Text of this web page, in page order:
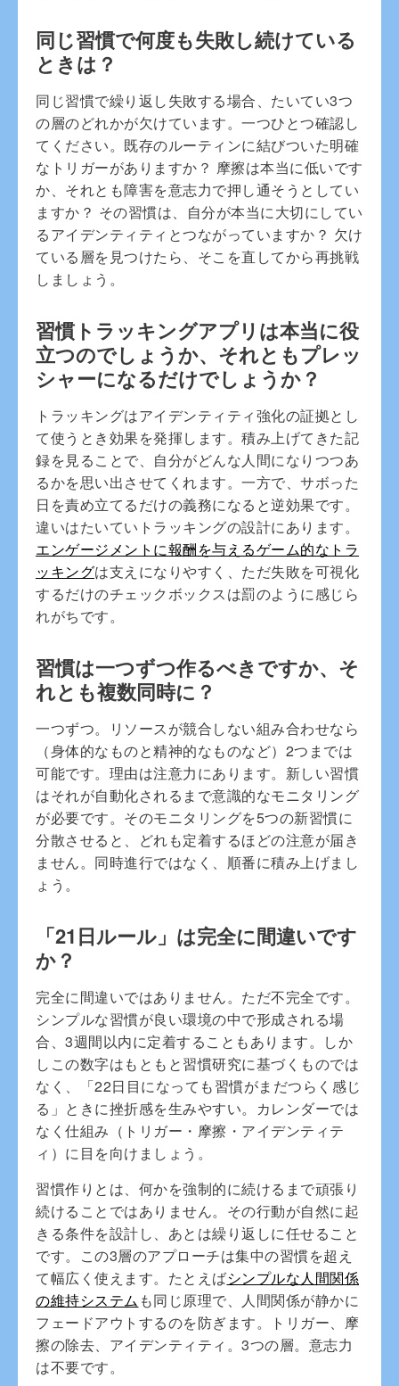
同じ習慣で何度も失敗し続けている
ときは？
同じ習慣で繰り返し失敗する場合、たいてい3つ
の層のどれかが欠けています。一つひとつ確認し
てください。既存のルーティンに結びついた明確
なトリガーがありますか？ 摩擦は本当に低いです
か、それとも障害を意志力で押し通そうとしてい
ますか？ その習慣は、自分が本当に大切にしてい
るアイデンティティとつながっていますか？ 欠け
ている層を見つけたら、そこを直してから再挑戦
しましょう。
習慣トラッキングアプリは本当に役
立つのでしょうか、それともプレッ
シャーになるだけでしょうか？
トラッキングはアイデンティティ強化の証拠とし
て使うとき効果を発揮します。積み上げてきた記
録を見ることで、自分がどんな人間になりつつあ
るかを思い出させてくれます。一方で、サボった
日を責め立てるだけの義務になると逆効果です。
違いはたいていトラッキングの設計にあります。
エンゲージメントに報酬を与えるゲーム的なトラ
ッキングは支えになりやすく、ただ失敗を可視化
するだけのチェックボックスは罰のように感じら
れがちです。
習慣は一つずつ作るべきですか、そ
れとも複数同時に？
一つずつ。リソースが競合しない組み合わせなら
（身体的なものと精神的なものなど）2つまでは
可能です。理由は注意力にあります。新しい習慣
はそれが自動化されるまで意識的なモニタリング
が必要です。そのモニタリングを5つの新習慣に
分散させると、どれも定着するほどの注意が届き
ません。同時進行ではなく、順番に積み上げまし
ょう。
「21日ルール」は完全に間違いです
か？
完全に間違いではありません。ただ不完全です。
シンプルな習慣が良い環境の中で形成される場
合、3週間以内に定着することもあります。しか
しこの数字はもともと習慣研究に基づくものでは
なく、「22日目になっても習慣がまだつらく感じ
る」ときに挫折感を生みやすい。カレンダーでは
なく仕組み（トリガー・摩擦・アイデンティテ
ィ）に目を向けましょう。
習慣作りとは、何かを強制的に続けるまで頑張り
続けることではありません。その行動が自然に起
きる条件を設計し、あとは繰り返しに任せること
です。この3層のアプローチは集中の習慣を超え
て幅広く使えます。たとえばシンプルな人間関係
の維持システム も同じ原理で、人間関係が静かに
フェードアウトするのを防ぎます。トリガー、摩
擦の除去、アイデンティティ。3つの層。意志力
は不要です。